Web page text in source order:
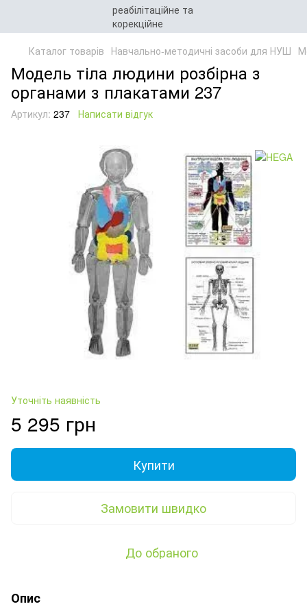
Каталог товарів Навчально-методичні засоби для НУШ
Модель тіла людини розбірна з
органами з плакатами 237
Артикул: 237 Написати відгук
Уточніть наявність
5 295 грн
Купити
Замовити швидко
До обраного
Опис